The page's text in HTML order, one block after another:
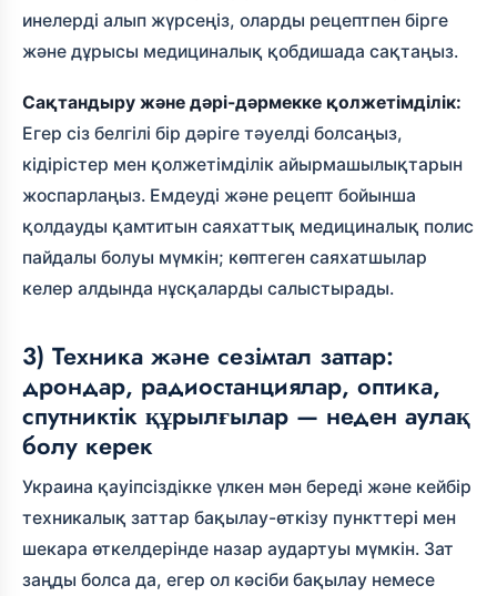
инелерді алып жүрсеңіз, оларды рецептпен бірге
және дұрысы медициналық қобдишада сақтаңыз.
Сақтандыру және дәрі-дәрмекке қолжетімділік:
Егер сіз белгілі бір дәріге тәуелді болсаңыз,
кідірістер мен қолжетімділік айырмашылықтарын
жоспарлаңыз. Емдеуді және рецепт бойынша
қолдауды қамтитын саяхаттық медициналық полис
пайдалы болуы мүмкін; көптеген саяхатшылар
келер алдында нұсқаларды салыстырады.
3) Техника және сезімтал заттар:
дрондар, радиостанциялар, оптика,
спутниктік құрылғылар — неден аулақ
болу керек
Украина қауіпсіздікке үлкен мән береді және кейбір
техникалық заттар бақылау-өткізу пункттері мен
шекара өткелдерінде назар аудартуы мүмкін. Зат
заңды болса да, егер ол кәсіби бақылау немесе